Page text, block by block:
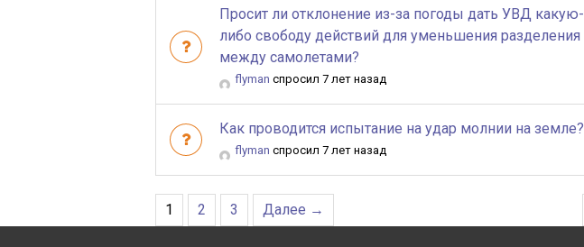
Просит ли отклонение из-за погоды дать УВД какую-
либо свободу действий для уменьшения разделения
между самолетами?
flyman спросил 7 лет назад
Как проводится испытание на удар молнии на земле?
flyman спросил 7 лет назад
1 2 3 Далее →